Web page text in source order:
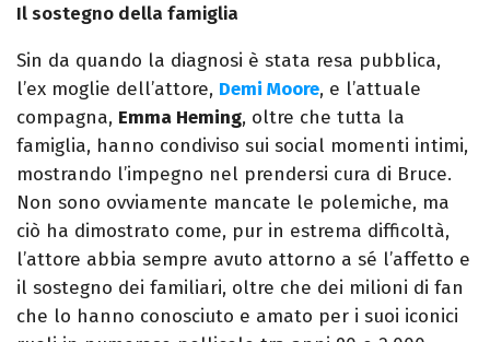
Il sostegno della famiglia
Sin da quando la diagnosi è stata resa pubblica,
l’ex moglie dell’attore, Demi Moore, e l’attuale
compagna, Emma Heming, oltre che tutta la
famiglia, hanno condiviso sui social momenti intimi,
mostrando l’impegno nel prendersi cura di Bruce.
Non sono ovviamente mancate le polemiche, ma
ciò ha dimostrato come, pur in estrema difficoltà,
l’attore abbia sempre avuto attorno a sé l’affetto e
il sostegno dei familiari, oltre che dei milioni di fan
che lo hanno conosciuto e amato per i suoi iconici